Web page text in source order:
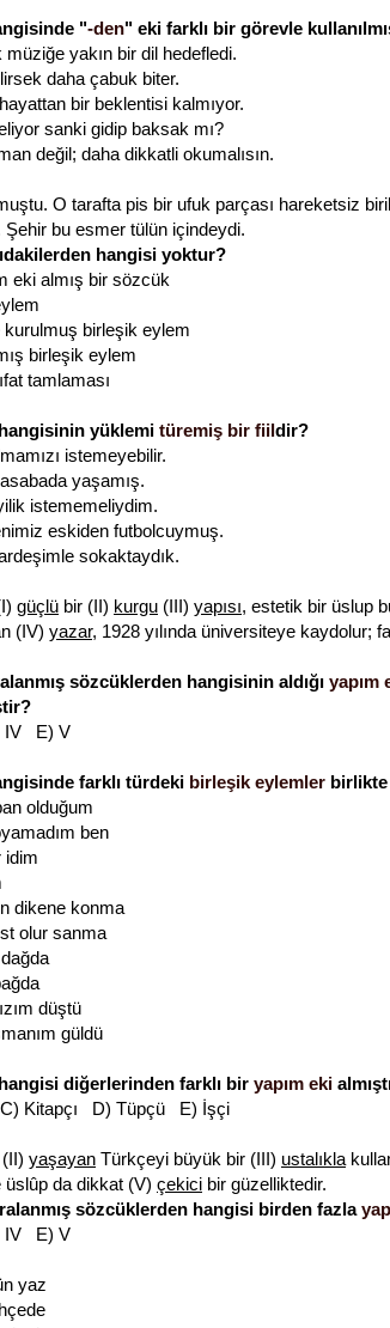
"-den" eki farklı bir görevle
yakın bir dil hedefledi.
daha çabuk biter.
bir beklentisi kalmıyor.
sanki gidip baksak mı?
değil; daha dikkatli okumalısın.
O tarafta pis bir ufuk parçası hareketsiz
bu esmer tülün içindeydi.
hangisi yoktur?
eki almış bir sözcük
kurulmuş birleşik eylem
birleşik eylem
tamlaması
yüklemi türemiş bir fiildir?
istemeyebilir.
yaşamış.
istememeliydim.
eskiden futbolcuymuş.
sokaktaydık.
güçlü bir (II) kurgu (III) yapısı, estetik bir üslup
(IV) yazar, 1928 yılında üniversiteye kaydolur;
sözcüklerden hangisinin aldığı yapım
E) V
farklı türdeki birleşik eylemler birlikte
olduğum
ben
idim
dikene konma
olur sanma
düştü
güldü
diğerlerinden farklı bir yapım eki
Kitapçı D) Tüpçü E) İşçi
(II) yaşayan Türkçeyi büyük bir (III) ustalıkla
üslûp da dikkat (V) çekici bir güzelliktedir.
sözcüklerden hangisi birden fazla
E) V
yaz